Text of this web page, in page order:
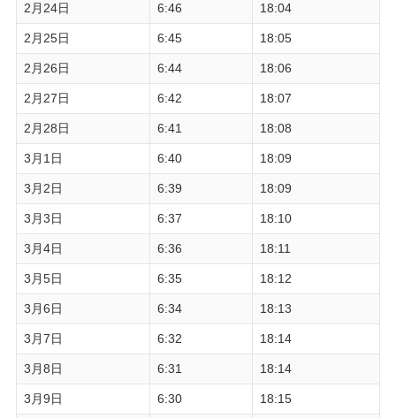
2月24日 6:46 18:04
2月25日 6:45 18:05
2月26日 6:44 18:06
2月27日 6:42 18:07
2月28日 6:41 18:08
3月1日 6:40 18:09
3月2日 6:39 18:09
3月3日 6:37 18:10
3月4日 6:36 18:11
3月5日 6:35 18:12
3月6日 6:34 18:13
3月7日 6:32 18:14
3月8日 6:31 18:14
3月9日 6:30 18:15